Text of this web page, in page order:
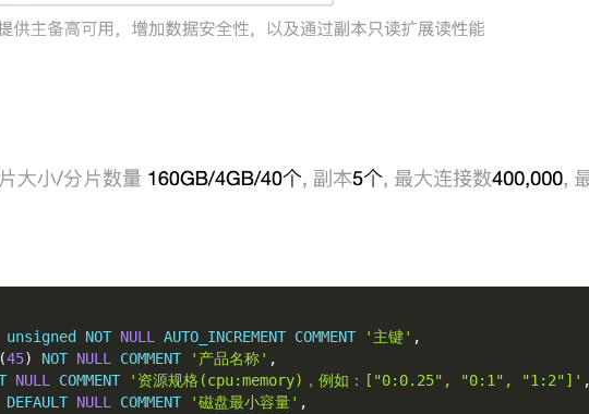
unsigned NOT NULL AUTO_INCREMENT COMMENT '主键' ,
(45) NOT NULL COMMENT '产品名称' ,
NULL COMMENT '资源规格(cpu:memory)，例如：["0:0.25", "0:1", "1:2"]'
DEFAULT NULL COMMENT '磁盘最小容量' ,